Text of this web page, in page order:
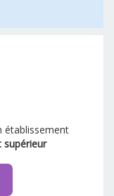
établissement
supérieur